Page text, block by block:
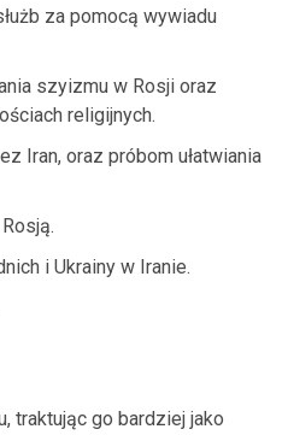
za pomocą wywiadu
szyizmu w Rosji oraz
religijnych.
Iran, oraz próbom ułatwiania
i Ukrainy w Iranie.
traktując go bardziej jako